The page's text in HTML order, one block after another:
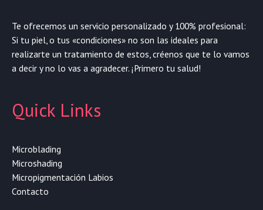
Te ofrecemos un servicio personalizado y 100% profesional:
Si tu piel, o tus «condiciones» no son las ideales para
realizarte un tratamiento de estos, créenos que te lo vamos
a decir y no lo vas a agradecer. ¡Primero tu salud!
Quick Links
Microblading
Microshading
Micropigmentación Labios
Contacto